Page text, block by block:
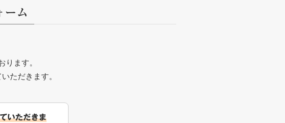
ーム
ます。
ただきます。
いただきま